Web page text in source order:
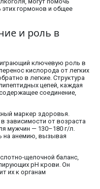
гормонов и общее
и роль в
ключевую роль в
кислорода от легких
в легкие. Структура
цепей, каждая
соединение,
маркер здоровья.
зависимости от возраста
мужчин — 130–180 г/л.
на анемию, вызывая
щелочной баланс,
pH крови. Он
их к органам